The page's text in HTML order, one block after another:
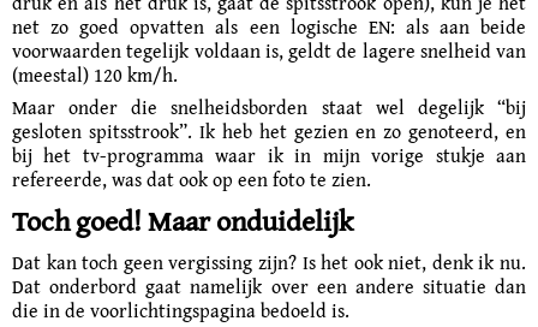
net zo goed opvatten als een logische EN: als aan beide
voorwaarden tegelijk voldaan is, geldt de lagere snelheid van
(meestal) 120 km/h.
Maar onder die snelheidsborden staat wel degelijk “bij
gesloten spitsstrook”. Ik heb het gezien en zo genoteerd, en
bij het tv-programma waar ik in mijn vorige stukje aan
refereerde, was dat ook op een foto te zien.
Toch goed! Maar onduidelijk
Dat kan toch geen vergissing zijn? Is het ook niet, denk ik nu.
Dat onderbord gaat namelijk over een andere situatie dan
die in de voorlichtingspagina bedoeld is.